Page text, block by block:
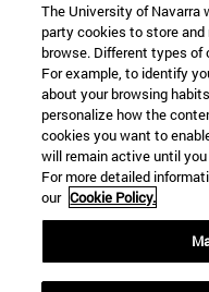
The University of Navarra
party cookies to store
browse. Different types of
For example, to identify
about your browsing
personalize how the
cookies you want to
will remain active until
For more detailed
our Cookie Policy.